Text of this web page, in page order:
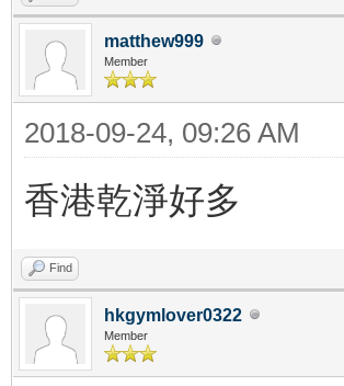
matthew999
Member
2018-09-24, 09:26 AM
香港乾淨好多
Find
hkgymlover0322
Member